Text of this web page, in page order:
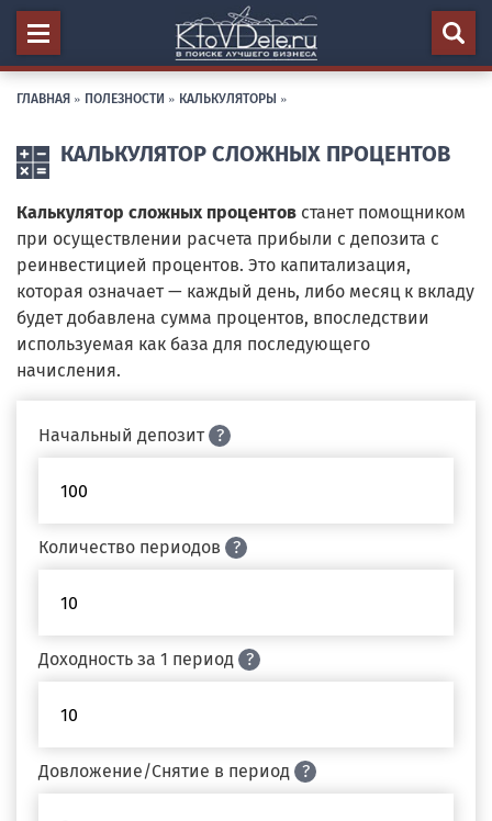
ГЛАВНАЯ » ПОЛЕЗНОСТИ » КАЛЬКУЛЯТОРЫ »
КАЛЬКУЛЯТОР СЛОЖНЫХ ПРОЦЕНТОВ
Калькулятор сложных процентов станет помощником
при осуществлении расчета прибыли с депозита с
реинвестицией процентов. Это капитализация,
которая означает — каждый день, либо месяц к вкладу
будет добавлена сумма процентов, впоследствии
используемая как база для последующего
начисления.
Начальный депозит ?
Количество периодов ?
Доходность за 1 период ?
Довложение/Снятие в период ?